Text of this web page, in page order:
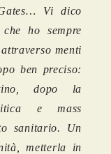
Vi dico
ho sempre
menti
ben preciso:
dopo la
e mass
sanitario. Un
metterla in